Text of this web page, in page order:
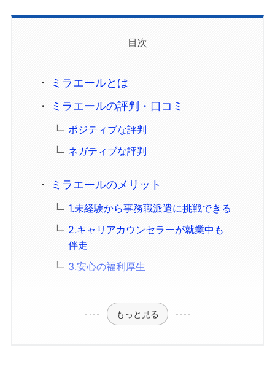
目次
ミラエールとは
ミラエールの評判・口コミ
ポジティブな評判
ネガティブな評判
ミラエールのメリット
1.未経験から事務職派遣に挑戦できる
2.キャリアカウンセラーが就業中も
伴走
3.安心の福利厚生
もっと見る